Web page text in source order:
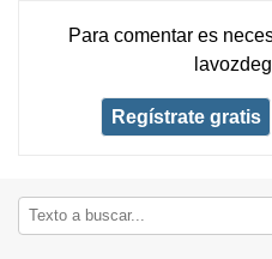
Para comentar es
Regístrate gratis